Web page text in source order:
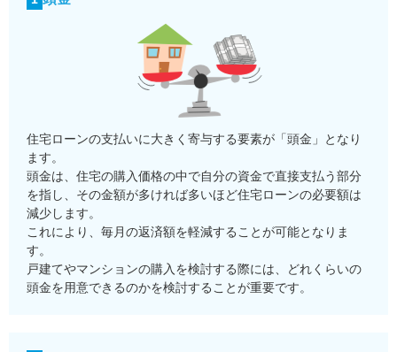
住宅ローンの支払いに大きく寄与する要素が「頭金」となり
ます。
頭金は、住宅の購入価格の中で自分の資金で直接支払う部分
を指し、その金額が多ければ多いほど住宅ローンの必要額は
減少します。
これにより、毎月の返済額を軽減することが可能となりま
す。
戸建てやマンションの購入を検討する際には、どれくらいの
頭金を用意できるのかを検討することが重要です。